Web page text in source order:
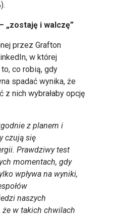
„zostaję i walczę”
przez Grafton
w której
co robią, gdy
spadać wynika, że
nich wybrałaby opcję
z planem i
czują się
Prawdziwy test
momentach, gdy
wpływa na wyniki,
naszych
w takich chwilach